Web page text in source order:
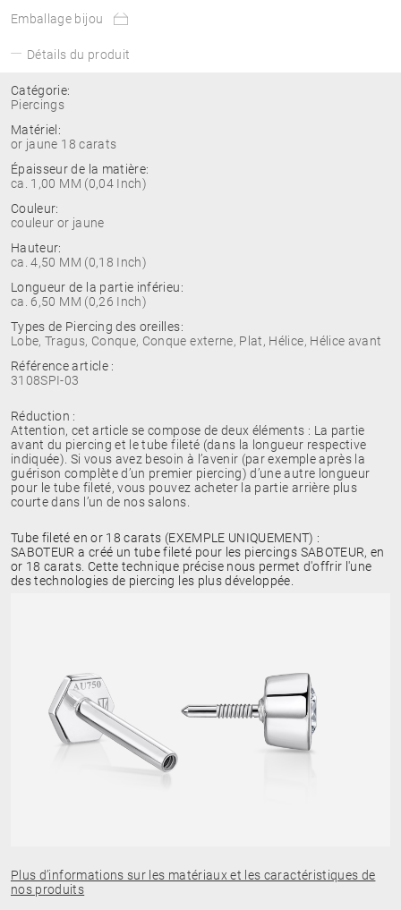
Emballage bijou
Détails du produit
Catégorie:
Piercings
Matériel:
or jaune 18 carats
Épaisseur de la matière:
ca. 1,00 MM (0,04 Inch)
Couleur:
couleur or jaune
Hauteur:
ca. 4,50 MM (0,18 Inch)
Longueur de la partie inférieu:
ca. 6,50 MM (0,26 Inch)
Types de Piercing des oreilles:
Lobe, Tragus, Conque, Conque externe, Plat, Hélice, Hélice avant
Référence article :
3108SPI-03
Réduction :
Attention, cet article se compose de deux éléments : La partie
avant du piercing et le tube fileté (dans la longueur respective
indiquée). Si vous avez besoin à l’avenir (par exemple après la
guérison complète d’un premier piercing) d’une autre longueur
pour le tube fileté, vous pouvez acheter la partie arrière plus
courte dans l’un de nos salons.
Tube fileté en or 18 carats (EXEMPLE UNIQUEMENT) :
SABOTEUR a créé un tube fileté pour les piercings SABOTEUR, en
or 18 carats. Cette technique précise nous permet d'offrir l'une
des technologies de piercing les plus développée.
Plus d’informations sur les matériaux et les caractéristiques de
nos produits